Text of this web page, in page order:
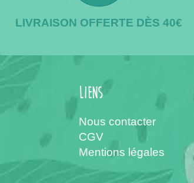
LIVRAISON OFFERTE DÈS 40€
Liens
Nous contacter
CGV
Mentions légales